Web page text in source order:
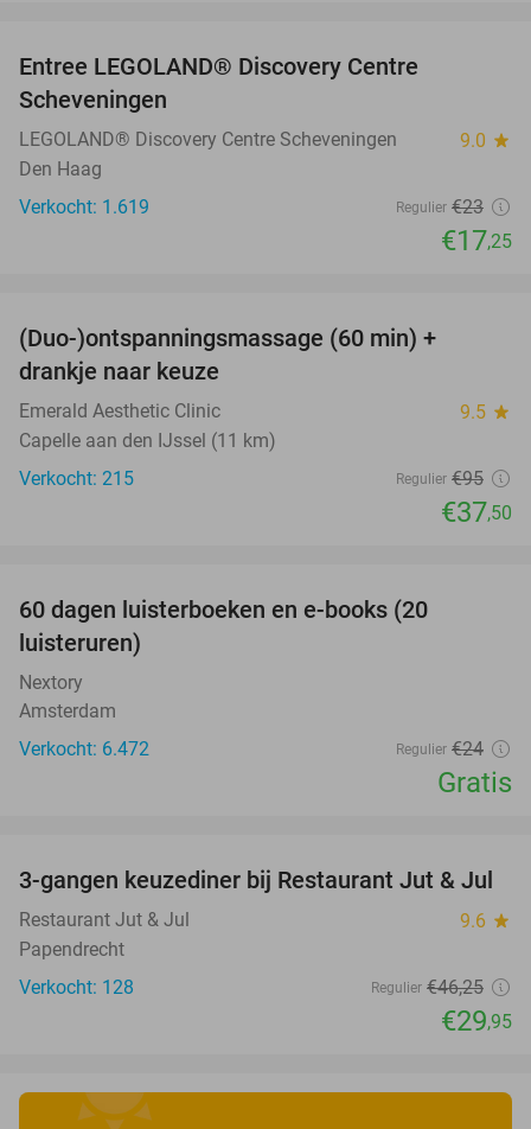
Entree LEGOLAND® Discovery Centre
Scheveningen
LEGOLAND® Discovery Centre Scheveningen 9.0 star
Den Haag
Verkocht: 1.619
Regulier €23
€17,25
(Duo-)ontspanningsmassage (60 min) +
drankje naar keuze
Emerald Aesthetic Clinic 9.5 star
Capelle aan den IJssel (11 km)
Verkocht: 215
Regulier €95
€37,50
60 dagen luisterboeken en e-books (20
luisteruren)
Nextory
Amsterdam
Verkocht: 6.472
Regulier €24
Gratis
35%
3-gangen keuzediner bij Restaurant Jut & Jul
Restaurant Jut & Jul 9.6 star
Papendrecht
Verkocht: 128
Regulier €46,25
€29,95